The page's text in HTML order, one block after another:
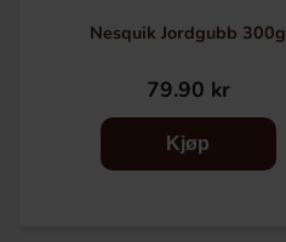
Nesquik Jordgubb 300g
79.90 kr
Kjøp